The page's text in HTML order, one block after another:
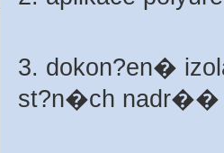
3. dokon?en�
st?n�ch nadr��